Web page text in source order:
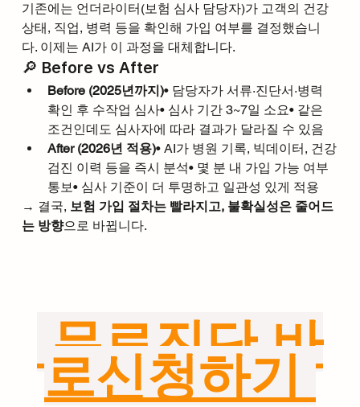
기존에는 언더라이터(보험 심사 담당자)가 고객의 건강
상태, 직업, 병력 등을 확인해 가입 여부를 결정했습니
다. 이제는 AI가 이 과정을 대체합니다.
🔎 Before vs After
Before (2025년까지)• 담당자가 서류·진단서·병력
확인 후 수작업 심사• 심사 기간 3~7일 소요• 같은
조건인데도 심사자에 따라 결과가 달라질 수 있음
After (2026년 적용)• AI가 병원 기록, 빅데이터, 건강
검진 이력 등을 즉시 분석• 몇 분 내 가입 가능 여부
통보• 심사 기준이 더 투명하고 일관성 있게 적용
→ 결국, 보험 가입 절차는 빨라지고, 불확실성은 줄어드
는 방향으로 바뀝니다.
무료진단 바
로신청하기